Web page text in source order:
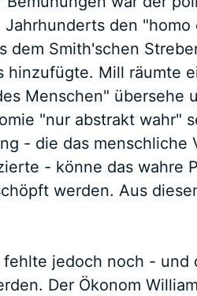
den "homo
Smith'schen
hinzufügte. Mill räumte
Menschen" übersehe
"nur abstrakt wahr"
- die das menschliche
- könne das wahre
werden. Aus
jedoch noch - und
Der Ökonom